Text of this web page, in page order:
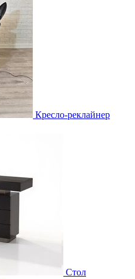
Кресло-реклайнер
Стол